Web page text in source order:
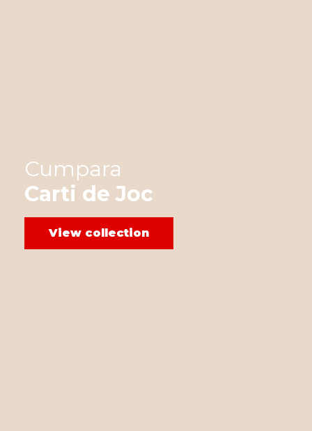
Cumpara
Carti de Joc
View collection